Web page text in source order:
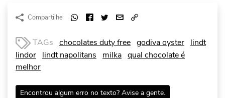
Compartilhe
TAGs chocolates duty free godiva oyster lindt
lindor lindt napolitans milka qual chocolate é
melhor
Encontrou algum erro no texto? Avise a gente.